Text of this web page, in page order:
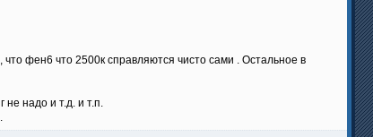
фен6 что 2500к справляются чисто сами . Остальное в
не надо и т.д. и т.п.